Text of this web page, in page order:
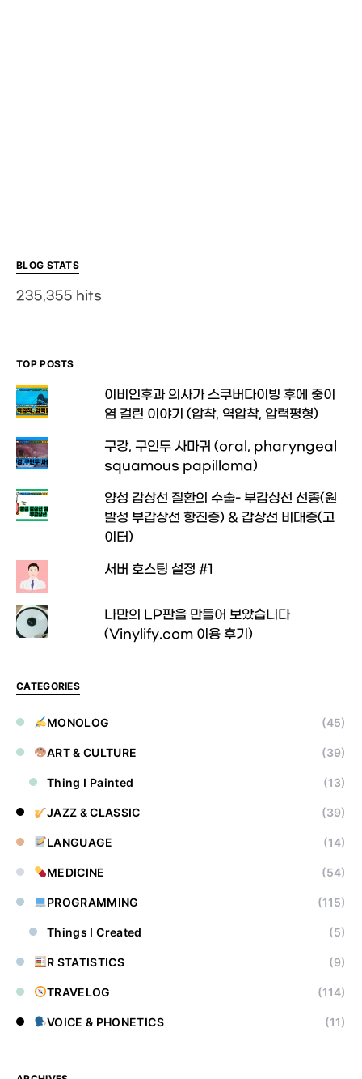
BLOG STATS
235,355 hits
TOP POSTS
이비인후과 의사가 스쿠버다이빙 후에 중이
염 걸린 이야기 (압착, 역압착, 압력평형)
구강, 구인두 사마귀 (oral, pharyngeal
squamous papilloma)
양성 갑상선 질환의 수술- 부갑상선 선종(원
발성 부갑상선 항진증) & 갑상선 비대증(고
이터)
서버 호스팅 설정 #1
나만의 LP판을 만들어 보았습니다
(Vinylify.com 이용 후기)
CATEGORIES
MONOLOG (45)
ART & CULTURE (39)
Thing I Painted (13)
JAZZ & CLASSIC (39)
LANGUAGE (14)
MEDICINE (54)
PROGRAMMING (115)
Things I Created (5)
R STATISTICS (9)
TRAVELOG (114)
VOICE & PHONETICS (11)